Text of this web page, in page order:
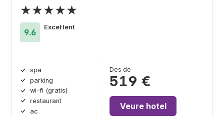
★★★★★
9.6
Excel·lent
spa
parking
wi-fi (gratis)
restaurant
ac
Des de
519 €
Veure hotel